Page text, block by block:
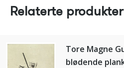
Relaterte produkter
Tore Magne
blødende